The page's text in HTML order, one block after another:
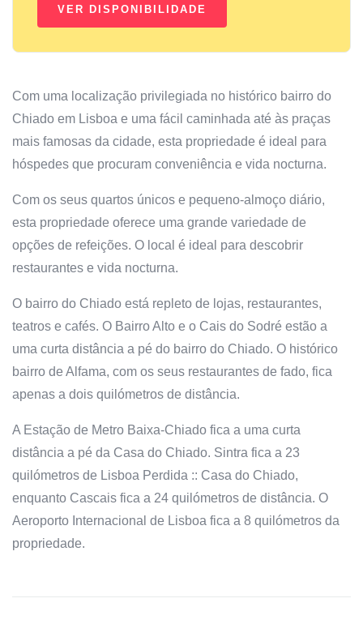
Com uma localização privilegiada no histórico bairro do
Chiado em Lisboa e uma fácil caminhada até às praças
mais famosas da cidade, esta propriedade é ideal para
hóspedes que procuram conveniência e vida nocturna.
Com os seus quartos únicos e pequeno-almoço diário,
esta propriedade oferece uma grande variedade de
opções de refeições. O local é ideal para descobrir
restaurantes e vida nocturna.
O bairro do Chiado está repleto de lojas, restaurantes,
teatros e cafés. O Bairro Alto e o Cais do Sodré estão a
uma curta distância a pé do bairro do Chiado. O histórico
bairro de Alfama, com os seus restaurantes de fado, fica
apenas a dois quilómetros de distância.
A Estação de Metro Baixa-Chiado fica a uma curta
distância a pé da Casa do Chiado. Sintra fica a 23
quilómetros de Lisboa Perdida :: Casa do Chiado,
enquanto Cascais fica a 24 quilómetros de distância. O
Aeroporto Internacional de Lisboa fica a 8 quilómetros da
propriedade.